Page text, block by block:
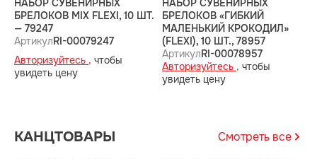
НАБОР СУВЕНИРНЫХ
БРЕЛОКОВ MIX FLEXI, 10 ШТ.
— 79247
АртикулRI-00079247
Авторизуйтесь , чтобы
увидеть цену
НАБОР СУВЕНИРНЫХ
БРЕЛОКОВ «ГИБКИЙ
МАЛЕНЬКИЙ КРОКОДИЛ»
(FLEXI), 10 ШТ., 78957
АртикулRI-00078957
Авторизуйтесь , чтобы
увидеть цену
КАНЦТОВАРЫ Смотреть все